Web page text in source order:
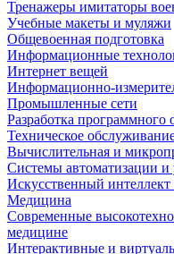
Тренажеры имитаторы
Учебные макеты и муляжи
Общевоенная подготовка
Информационные
Интернет вещей
Информационно-
Промышленные сети
Разработка программного
Техническое
Вычислительная и
Системы автоматизации и
Искусственный
Медицина
Современные
медицине
Интерактивные и